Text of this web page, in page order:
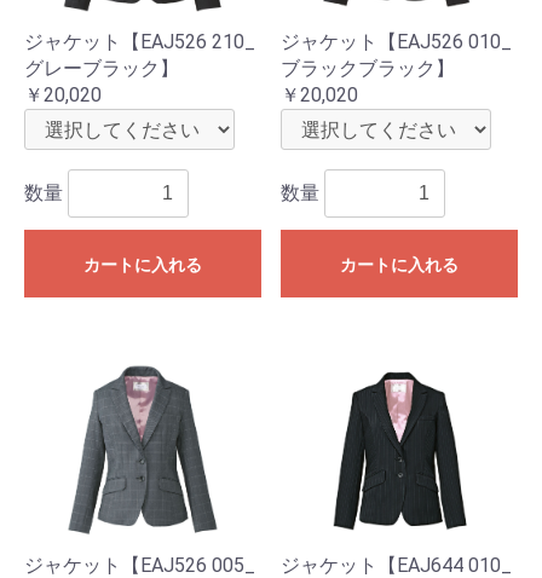
ジャケット【EAJ526 210_
グレーブラック】
￥20,020
数量
カートに入れる
ジャケット【EAJ526 010_
ブラックブラック】
￥20,020
数量
カートに入れる
ジャケット【EAJ526 005_
ジャケット【EAJ644 010_